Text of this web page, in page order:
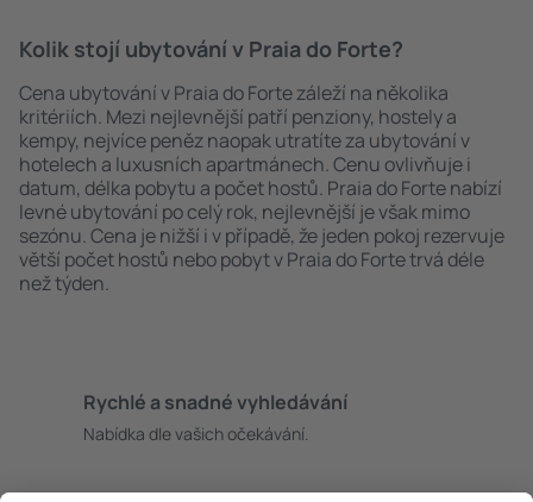
Kolik stojí ubytování v Praia do Forte?
Cena ubytování v Praia do Forte záleží na několika
kritériích. Mezi nejlevnější patří penziony, hostely a
kempy, nejvíce peněz naopak utratíte za ubytování v
hotelech a luxusních apartmánech. Cenu ovlivňuje i
datum, délka pobytu a počet hostů. Praia do Forte nabízí
levné ubytování po celý rok, nejlevnější je však mimo
sezónu. Cena je nižší i v případě, že jeden pokoj rezervuje
větší počet hostů nebo pobyt v Praia do Forte trvá déle
než týden.
Rychlé a snadné vyhledávání
Nabídka dle vašich očekávání.